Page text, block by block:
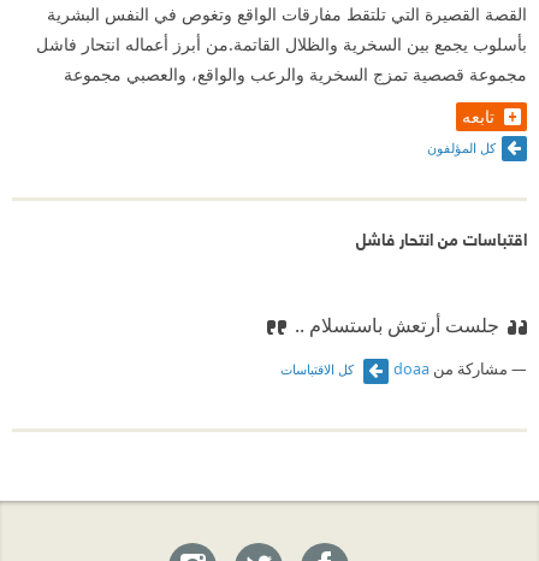
القصة القصيرة التي تلتقط مفارقات الواقع وتغوص في النفس البشرية
بأسلوب يجمع بين السخرية والظلال القاتمة.من أبرز أعماله انتحار فاشل
مجموعة قصصية تمزج السخرية والرعب والواقع، والعصبي مجموعة
تابعه
كل المؤلفون
اقتباسات من انتحار فاشل
جلست أرتعش باستسلام ..
مشاركة من doaa كل الاقتباسات